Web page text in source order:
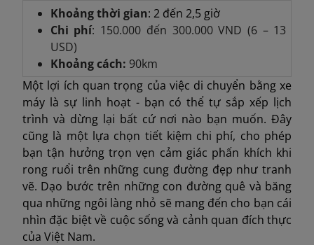
Khoảng thời gian: 2 đến 2,5 giờ
Chi phí: 150.000 đến 300.000 VND (6 – 13
USD)
Khoảng cách: 90km
Một lợi ích quan trọng của việc di chuyển bằng xe
máy là sự linh hoạt - bạn có thể tự sắp xếp lịch
trình và dừng lại bất cứ nơi nào bạn muốn. Đây
cũng là một lựa chọn tiết kiệm chi phí, cho phép
bạn tận hưởng trọn vẹn cảm giác phấn khích khi
rong ruổi trên những cung đường đẹp như tranh
vẽ. Dạo bước trên những con đường quê và băng
qua những ngôi làng nhỏ sẽ mang đến cho bạn cái
nhìn đặc biệt về cuộc sống và cảnh quan đích thực
của Việt Nam.